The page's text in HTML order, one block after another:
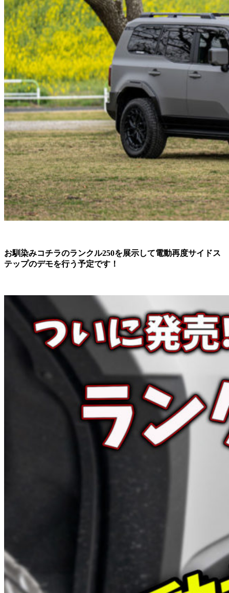
お馴染みコチラのランクル250を展示して電動再度サイドス
テップのデモを行う予定です！